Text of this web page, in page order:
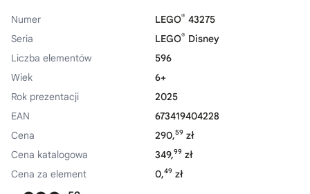
Numer LEGO® 43275
Seria
LEGO® Disney
Liczba elementów
596
Wiek
6+
Rok prezentacji
2025
EAN
673419404228
Cena
290,59 zł
Cena katalogowa
349,99 zł
Cena za element
0,49 zł